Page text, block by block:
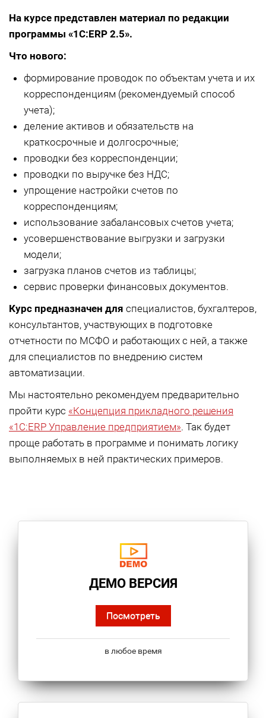
На курсе представлен материал по редакции
программы «1С:ERP 2.5».
Что нового:
формирование проводок по объектам учета и их
корреспонденциям (рекомендуемый способ
учета);
деление активов и обязательств на
краткосрочные и долгосрочные;
проводки без корреспонденции;
проводки по выручке без НДС;
упрощение настройки счетов по
корреспонденциям;
использование забалансовых счетов учета;
усовершенствование выгрузки и загрузки
модели;
загрузка планов счетов из таблицы;
сервис проверки финансовых документов.
Курс предназначен для специалистов, бухгалтеров,
консультантов, участвующих в подготовке
отчетности по МСФО и работающих с ней, а также
для специалистов по внедрению систем
автоматизации.
Мы настоятельно рекомендуем предварительно
пройти курс «Концепция прикладного решения
«1С:ERP Управление предприятием». Так будет
проще работать в программе и понимать логику
выполняемых в ней практических примеров.
ДЕМО ВЕРСИЯ
Посмотреть
в любое время